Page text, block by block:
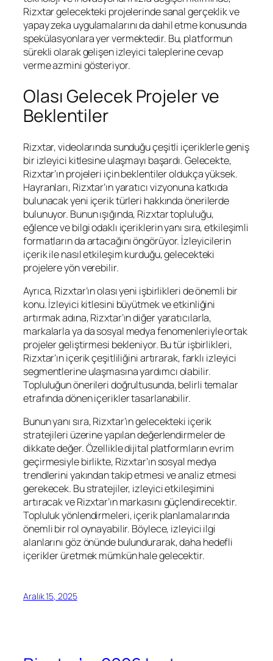
Rizxtar gelecekteki projelerinde sanal gerçeklik ve
yapay zeka uygulamalarını da dahil etme konusunda
spekülasyonlara yer vermektedir. Bu, platformun
sürekli olarak gelişen izleyici taleplerine cevap
verme azmini gösteriyor.
Olası Gelecek Projeler ve
Beklentiler
Rizxtar, videolarında sunduğu çeşitli içeriklerle geniş
bir izleyici kitlesine ulaşmayı başardı. Gelecekte,
Rizxtar’ın projeleri için beklentiler oldukça yüksek.
Hayranları, Rizxtar’ın yaratıcı vizyonuna katkıda
bulunacak yeni içerik türleri hakkında önerilerde
bulunuyor. Bunun ışığında, Rizxtar topluluğu,
eğlence ve bilgi odaklı içeriklerin yanı sıra, etkileşimli
formatların da artacağını öngörüyor. İzleyicilerin
içerik ile nasıl etkileşim kurduğu, gelecekteki
projelere yön verebilir.
Ayrıca, Rizxtar’ın olası yeni işbirlikleri de önemli bir
konu. İzleyici kitlesini büyütmek ve etkinliğini
artırmak adına, Rizxtar’ın diğer yaratıcılarla,
markalarla ya da sosyal medya fenomenleriyle ortak
projeler geliştirmesi bekleniyor. Bu tür işbirlikleri,
Rizxtar’ın içerik çeşitliliğini artırarak, farklı izleyici
segmentlerine ulaşmasına yardımcı olabilir.
Topluluğun önerileri doğrultusunda, belirli temalar
etrafında dönen içerikler tasarlanabilir.
Bunun yanı sıra, Rizxtar’ın gelecekteki içerik
stratejileri üzerine yapılan değerlendirmeler de
dikkate değer. Özellikle dijital platformların evrim
geçirmesiyle birlikte, Rizxtar’ın sosyal medya
trendlerini yakından takip etmesi ve analiz etmesi
gerekecek. Bu stratejiler, izleyici etkileşimini
artıracak ve Rizxtar’ın markasını güçlendirecektir.
Topluluk yönlendirmeleri, içerik planlamalarında
önemli bir rol oynayabilir. Böylece, izleyici ilgi
alanlarını göz önünde bulundurarak, daha hedefli
içerikler üretmek mümkün hale gelecektir.
Aralık 15, 2025